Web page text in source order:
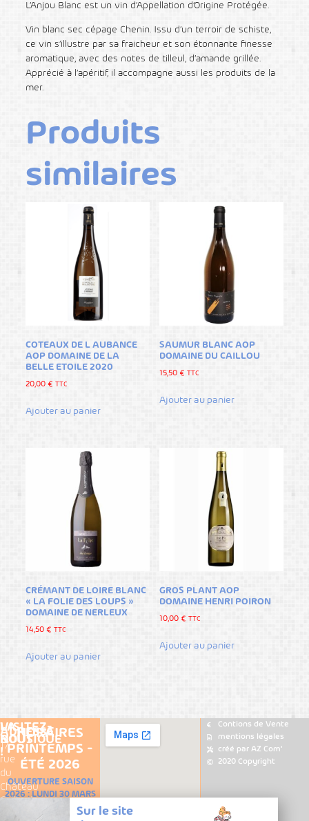
L’Anjou Blanc est un vin d’Appellation d’Origine Protégée.
Vin blanc sec cépage Chenin. Issu d’un terroir de schiste,
ce vin s’illustre par sa fraicheur et son étonnante finesse
aromatique, avec des notes de tilleul, d’amande grillée.
Apprécié à l’apéritif, il accompagne aussi les produits de la
mer.
Produits
similaires
COTEAUX DE L AUBANCE
AOP DOMAINE DE LA
BELLE ETOILE 2020
20,00€ TTC
Ajouter au panier
SAUMUR BLANC AOP
DOMAINE DU CAILLOU
15,50€ TTC
Ajouter au panier
CRÉMANT DE LOIRE BLANC
« LA FOLIE DES LOUPS »
DOMAINE DE NERLEUX
14,50€ TTC
Ajouter au panier
GROS PLANT AOP
DOMAINE HENRI POIRON
10,00€ TTC
Ajouter au panier
Sur le site
VISITEZ-
NOUS
!
Les
lieux
ADRESSE
17
rue
du
Château
Gaillard
49730
HORAIRES
PRINTEMPS -
ÉTÉ 2026
OUVERTURE SAISON
2026 : LUNDI 30 MARS
DU 30 MARS AU 4
LA
BOUTIQUE
Carte
des
Vins
Contions de Vente
mentions légales
créé par AZ Com'
2020 Copyright